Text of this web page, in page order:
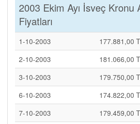
2003 Ekim Ayı İsveç Kronu
Fiyatları
1-10-2003 177.881,00
2-10-2003
181.066,00
3-10-2003
179.750,00
6-10-2003
174.822,00
7-10-2003
179.459,00